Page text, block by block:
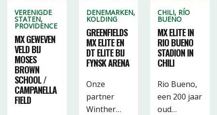
VERENIGDE
STATEN,
PROVIDENCE
MX GEWEVEN
VELD BIJ
MOSES
BROWN
SCHOOL /
CAMPANELLA
FIELD
DENEMARKEN,
KOLDING
GREENFIELDS
MX ELITE EN
DT ELITE BIJ
FYNSK ARENA
Onze
partner
Winther…
CHILI, RÍO
BUENO
MX ELITE IN
RIO BUENO
STADION IN
CHILI
Rio Bueno,
een 200 jaar
oud…